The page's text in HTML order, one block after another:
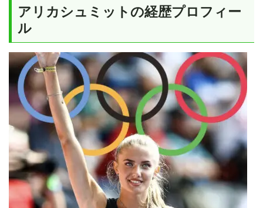
アリカシュミットの経歴プロフィー
ル